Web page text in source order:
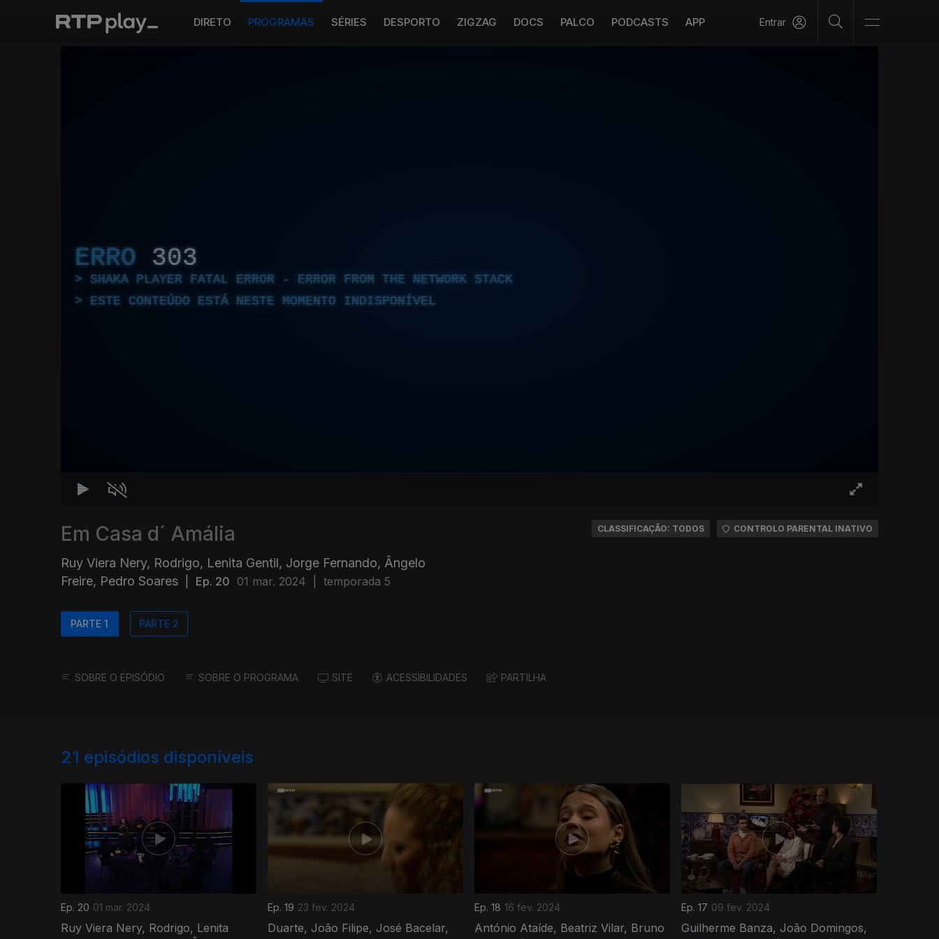
DIRETO PROGRAMAS SÉRIES DESPORTO ZIGZAG DOCS PALCO PODCASTS APP Entrar
ERRO 303
SHAKA PLAYER FATAL ERROR - ERROR FROM THE NETWORK STACK
ESTE CONTEÚDO ESTÁ NESTE MOMENTO INDISPONÍVEL
Em Casa d´ Amália
Ruy Viera Nery, Rodrigo, Lenita Gentil, Jorge Fernando, Ângelo
Freire, Pedro Soares
Ep. 20 01 mar. 2024 temporada 5
CLASSIFICAÇÃO: TODOS CONTROLO PARENTAL INATIVO
PARTE 1 PARTE 2
SOBRE O EPISÓDIO SOBRE O PROGRAMA SITE ACESSIBILIDADES PARTILHA
21 episódios disponíveis
Ep. 20 01 mar. 2024
Ruy Viera Nery, Rodrigo, Lenita
Ep. 19 23 fev. 2024
Duarte, João Filipe, José Bacelar,
Ep. 18 16 fev. 2024
António Ataíde, Beatriz Vilar, Bruno
Ep. 17 09 fev. 2024
Guilherme Banza, João Domingos,